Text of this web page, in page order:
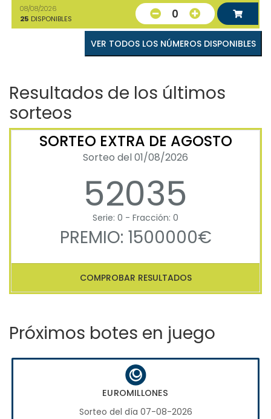
08/08/2026
25 DISPONIBLES 0
VER TODOS LOS NÚMEROS DISPONIBLES
Resultados de los últimos
sorteos
SORTEO EXTRA DE AGOSTO
Sorteo del 01/08/2026
52035
Serie: 0 - Fracción: 0
PREMIO: 1500000€
COMPROBAR RESULTADOS
Próximos botes en juego
EUROMILLONES
Sorteo del día 07-08-2026